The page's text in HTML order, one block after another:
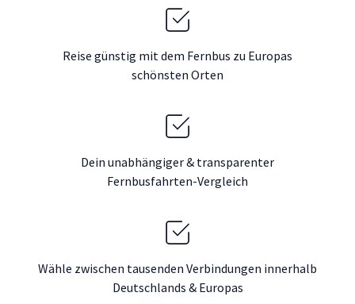
Reise günstig mit dem Fernbus zu Europas
schönsten Orten
Dein unabhängiger & transparenter
Fernbusfahrten-Vergleich
Wähle zwischen tausenden Verbindungen innerhalb
Deutschlands & Europas